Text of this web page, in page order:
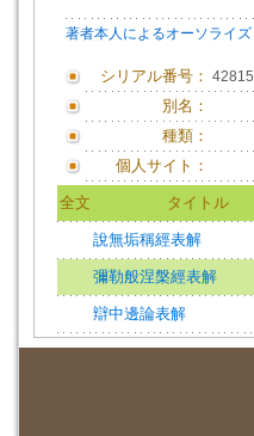
著者本人によるオーソライズ
シリアル番号： 42815
別名：
種類：
個人サイト：
全文 タイトル
說無垢稱經表解
彌勒般涅槃經表解
辯中邊論表解